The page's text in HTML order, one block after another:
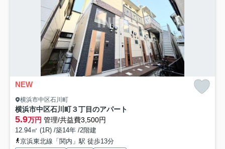
NEW
横浜市中区石川町
横浜市中区石川町３丁目のアパート
5.9万円 管理/共益費3,500円
12.94㎡ (1R) /築14年 /2階建
京浜東北線「関内」駅 徒歩13分